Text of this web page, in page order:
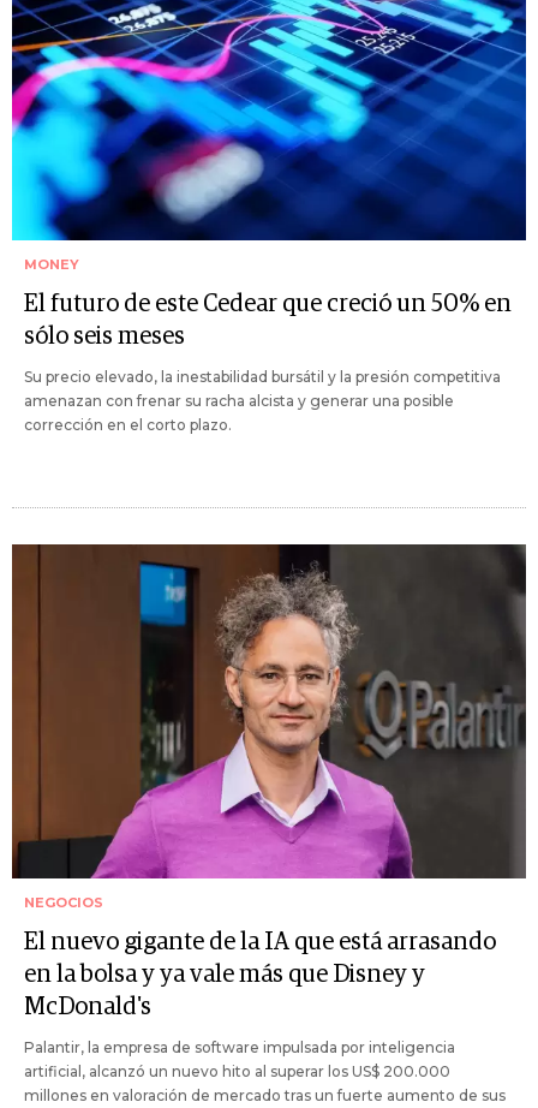
MONEY
El futuro de este Cedear que creció un 50% en
sólo seis meses
Su precio elevado, la inestabilidad bursátil y la presión competitiva
amenazan con frenar su racha alcista y generar una posible
corrección en el corto plazo.
NEGOCIOS
El nuevo gigante de la IA que está arrasando
en la bolsa y ya vale más que Disney y
McDonald's
Palantir, la empresa de software impulsada por inteligencia
artificial, alcanzó un nuevo hito al superar los US$ 200.000
millones en valoración de mercado tras un fuerte aumento de sus